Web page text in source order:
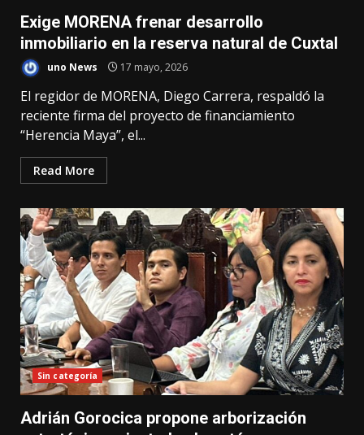
Exige MORENA frenar desarrollo
inmobiliario en la reserva natural de Cuxtal
uno News 17 mayo, 2026
El regidor de MORENA, Diego Carrera, respaldó la
reciente firma del proyecto de financiamiento
“Herencia Maya”, el...
Read More
Sin categoría
Adrián Gorocica propone arborización